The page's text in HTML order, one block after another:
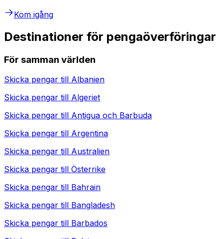
Kom igång
Destinationer för pengaöverföringar
För samman världen
Skicka pengar till Albanien
Skicka pengar till Algeriet
Skicka pengar till Antigua och Barbuda
Skicka pengar till Argentina
Skicka pengar till Australien
Skicka pengar till Österrike
Skicka pengar till Bahrain
Skicka pengar till Bangladesh
Skicka pengar till Barbados